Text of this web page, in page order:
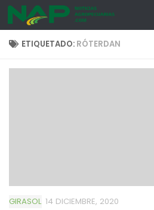
Skip to content
ETIQUETADO: RÓTERDAN
GIRASOL 14 DICIEMBRE, 2020